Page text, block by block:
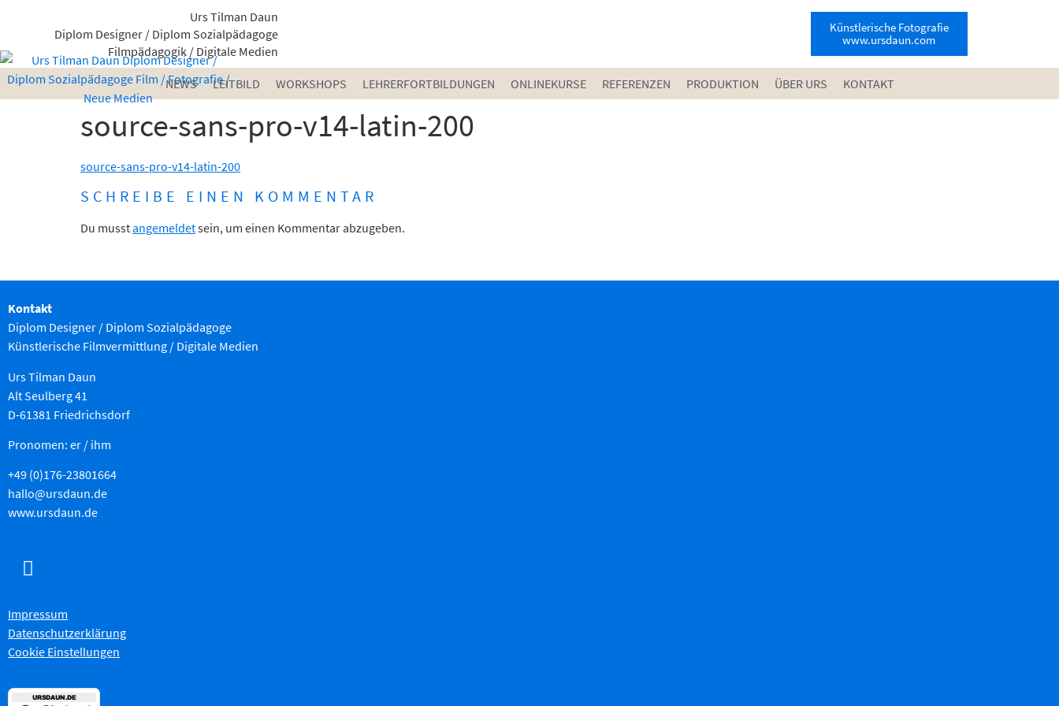
Urs Tilman Daun
Diplom Designer / Diplom Sozialpädagoge
Filmpädagogik / Digitale Medien
Künstlerische Fotografie
www.ursdaun.com
NEWS LEITBILD WORKSHOPS LEHRERFORTBILDUNGEN ONLINEKURSE REFERENZEN PRODUKTION ÜBER URS KONTAKT
source-sans-pro-v14-latin-200
source-sans-pro-v14-latin-200
SCHREIBE EINEN KOMMENTAR
Du musstangemeldetsein, um einen Kommentar abzugeben.
Kontakt
Diplom Designer / Diplom Sozialpädagoge
Künstlerische Filmvermittlung / Digitale Medien
Urs Tilman Daun
Alt Seulberg 41
D-61381 Friedrichsdorf
Pronomen: er / ihm
+49 (0)176-23801664
hallo@ursdaun.de
www.ursdaun.de
Impressum
Datenschutzerklärung
Cookie Einstellungen